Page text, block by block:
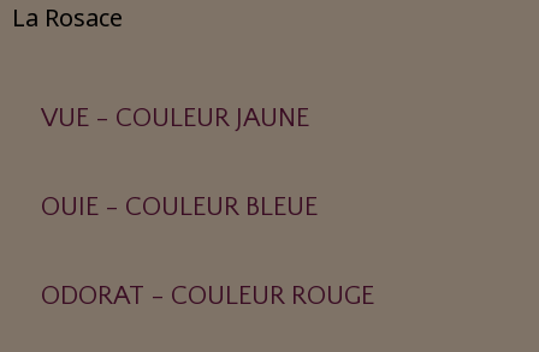
La Rosace
VUE - COULEUR JAUNE
OUIE - COULEUR BLEUE
ODORAT - COULEUR ROUGE